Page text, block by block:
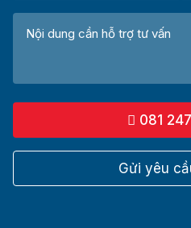
081
Gửi yêu